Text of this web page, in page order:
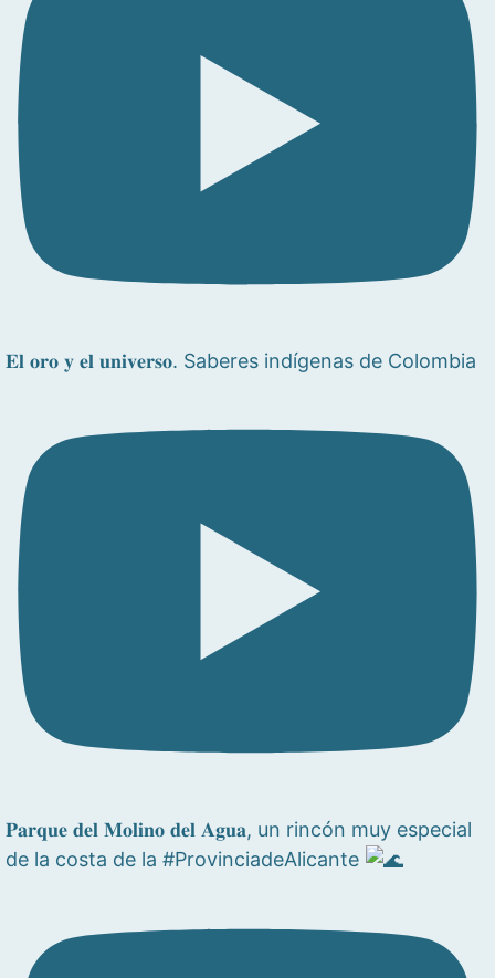
𝐄𝐥 𝐨𝐫𝐨 𝐲 𝐞𝐥 𝐮𝐧𝐢𝐯𝐞𝐫𝐬𝐨. Saberes indígenas de Colombia
𝐏𝐚𝐫𝐪𝐮𝐞 𝐝𝐞𝐥 𝐌𝐨𝐥𝐢𝐧𝐨 𝐝𝐞𝐥 𝐀𝐠𝐮𝐚, un rincón muy especial
de la costa de la #ProvinciadeAlicante